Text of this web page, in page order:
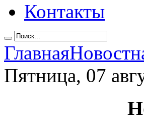
Контакты
Главная
Пятница, 07